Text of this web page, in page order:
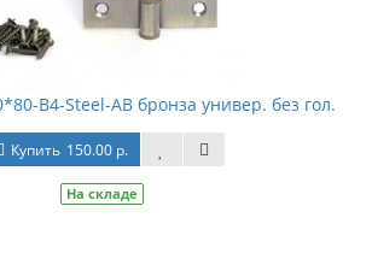
B4-Steel-AB бронза универ. без гол.
Купить 150.00 р.
На складе